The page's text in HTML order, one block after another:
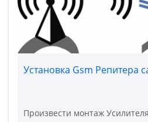
Установка Gsm Репитера
Произвести монтаж